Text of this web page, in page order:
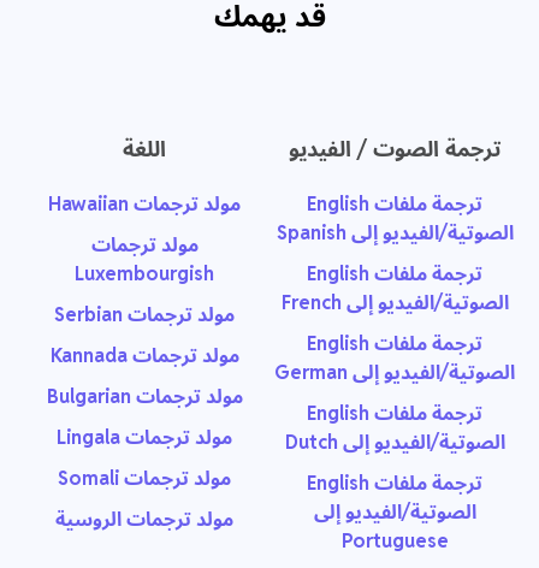
قد يهمك
ترجمة الصوت / الفيديو
ترجمة ملفات English
الصوتية/الفيديو إلى Spanish
ترجمة ملفات English
الصوتية/الفيديو إلى French
ترجمة ملفات English
الصوتية/الفيديو إلى German
ترجمة ملفات English
الصوتية/الفيديو إلى Dutch
ترجمة ملفات English
الصوتية/الفيديو إلى
Portuguese
اللغة
مولد ترجمات Hawaiian
مولد ترجمات
Luxembourgish
مولد ترجمات Serbian
مولد ترجمات Kannada
مولد ترجمات Bulgarian
مولد ترجمات Lingala
مولد ترجمات Somali
مولد ترجمات الروسية